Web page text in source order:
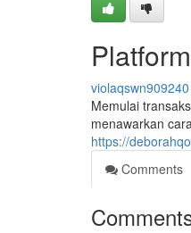
violaqswn909240
Memulai
menawarkan
https://
Comments